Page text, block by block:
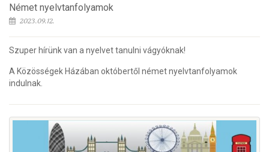
Német nyelvtanfolyamok
2023.09.12.
Szuper hírünk van a nyelvet tanulni vágyóknak!
A Közösségek Házában októbertől német nyelvtanfolyamok
indulnak.